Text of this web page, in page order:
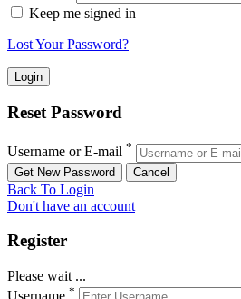
Keep me signed in
Lost Your Password?
Reset Password
Username or E-mail *
Back To Login
Don't have an account
Register
Please wait ...
*